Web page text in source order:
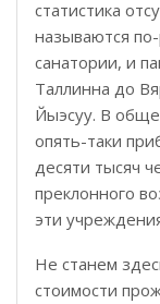
статистика
называются
санатории, и
Таллинна до
Йыэсуу. В
опять-таки
десяти тысяч
преклонного
эти
Не станем
стоимости